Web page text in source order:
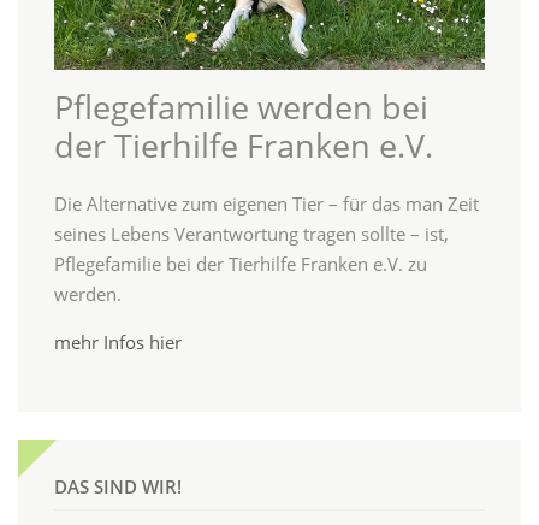
Pflegefamilie werden bei
der Tierhilfe Franken e.V.
Die Alternative zum eigenen Tier – für das man Zeit
seines Lebens Verantwortung tragen sollte – ist,
Pflegefamilie bei der Tierhilfe Franken e.V. zu
werden.
mehr Infos hier
DAS SIND WIR!